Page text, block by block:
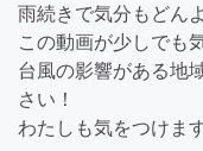
雨続きで気分もどん
この動画が少しでも
台風の影響がある地
さい！
わたしも気をつけま